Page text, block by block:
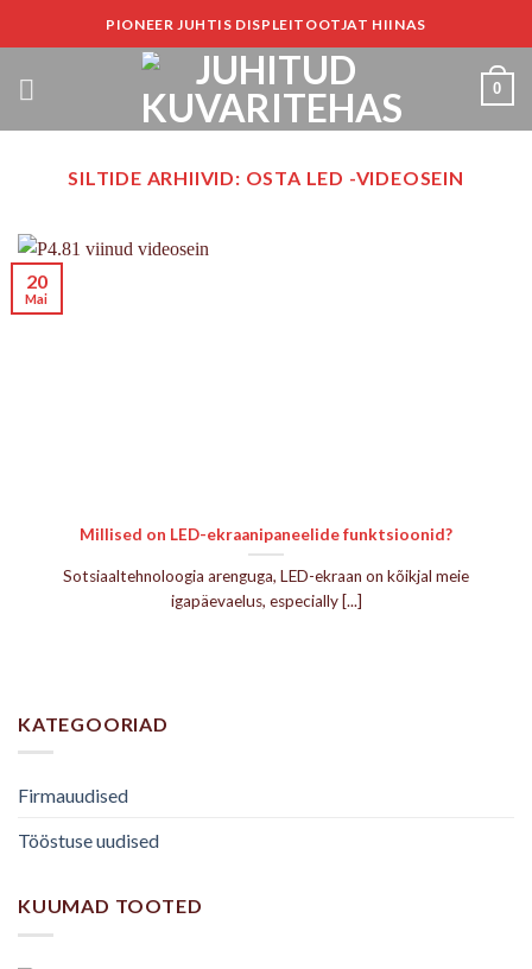
sisu
PIONEER JUHTIS DISPLEITOOTJAT HIINAS
0
SILTIDE ARHIIVID: OSTA LED -VIDEOSEIN
KATEGOORIAD
Firmauudised
Tööstuse uudised
KUUMAD TOOTED
Millised on LED-ekraanipaneelide funktsioonid?
Sotsiaaltehnoloogia arenguga, LED-ekraan on kõikjal meie
igapäevaelus, especially[...]
20
Mai